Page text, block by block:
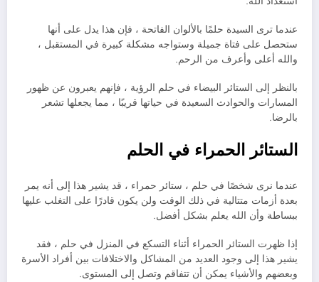
عندما ترى السيدة حلمًا بالألوان الفاتحة ، فإن هذا يدل على أنها
ستحصل على فتاة جميلة وستواجه مشكلة كبيرة في المستقبل ،
والله أعلى وأعرف من الرحم.
بالنظر إلى الستائر البيضاء في حلم الرؤية ، فإنهم يعبرون عن ظهور
المسارات والحوادث السعيدة في حياتها قريبًا ، مما يجعلها تشعر
بالرضا.
الستائر الحمراء في الحلم
عندما نرى شخصًا في حلم ، ستائر حمراء ، قد يشير هذا إلى أنه يمر
بعدة أزمات متتالية في ذلك الوقت ولن يكون قادرًا على التغلب عليها
ببساطة وأن الله يعلم بشكل أفضل.
إذا ظهرت الستائر الحمراء أثناء التسكع في المنزل في حلم ، فقد
يشير هذا إلى وجود العديد من المشاكل والاختلافات بين أفراد الأسرة
وبعضهم والأشياء يمكن أن تتفاقم وتصل إلى المستوى.